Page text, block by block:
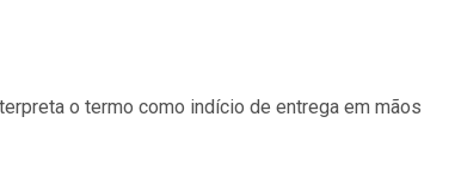
o termo como indício de entrega em mãos